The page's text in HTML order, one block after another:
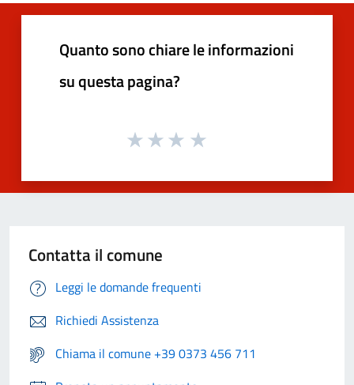
Quanto sono chiare le informazioni
su questa pagina?
Contatta il comune
Leggi le domande frequenti
Richiedi Assistenza
Chiama il comune +39 0373 456 711